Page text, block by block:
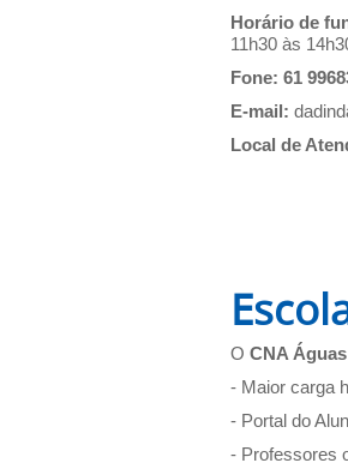
Horário de
11h30 às
Fone: 61
E-mail:
Local de
O CNA
- Maior carga
- Portal do
- Professores